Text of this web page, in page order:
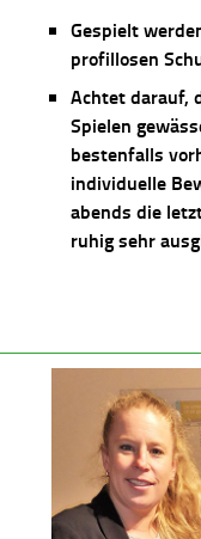
Gespielt
profillosen
Achtet darauf,
Spielen
bestenfalls
individuelle
abends die
ruhig sehr